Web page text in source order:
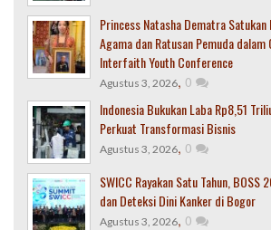
Princess Natasha Dematra Satukan
Agama dan Ratusan Pemuda dalam
Interfaith Youth Conference
Agustus 3, 2026, 0
Indonesia Bukukan Laba Rp8,51
Perkuat Transformasi Bisnis
Agustus 3, 2026, 0
SWICC Rayakan Satu Tahun, BOSS
dan Deteksi Dini Kanker di Bogor
Agustus 3, 2026, 0